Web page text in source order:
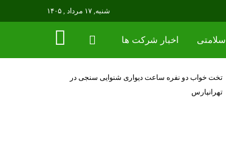
شنبه, ۱۷ مرداد , ۱۴۰۵
سلامتی اخبار شرکت ها
تخت خواب دو نفرهساعت دیواریشنوایی سنجی در
تهرانپارس